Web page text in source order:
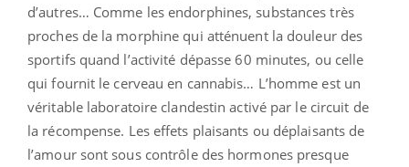
d’autres… Comme les endorphines, substances très
proches de la morphine qui atténuent la douleur des
sportifs quand l’activité dépasse 60 minutes, ou celle
qui fournit le cerveau en cannabis… L’homme est un
véritable laboratoire clandestin activé par le circuit de
la récompense. Les effets plaisants ou déplaisants de
l’amour sont sous contrôle des hormones presque